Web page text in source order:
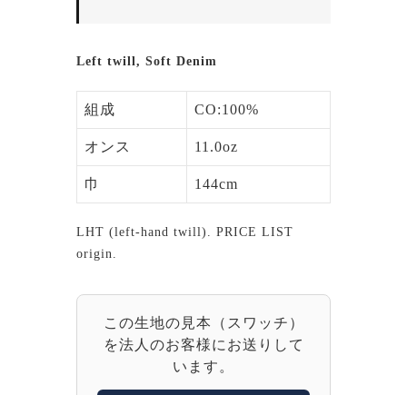
Left twill, Soft Denim
組成 CO:100%
オンス 11.0oz
巾 144cm
LHT (left-hand twill). PRICE LIST
origin.
この生地の見本（スワッチ）
を法人のお客様にお送りして
います。